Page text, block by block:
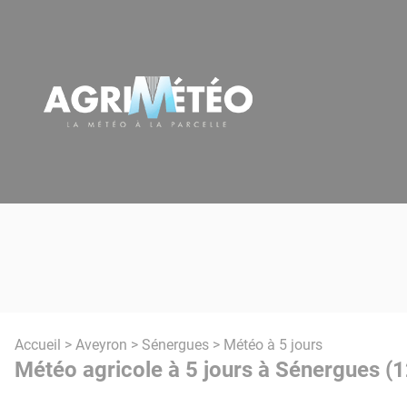
Accueil > Aveyron > Sénergues > Météo à 5 jours
Météo agricole à 5 jours à Sénergues